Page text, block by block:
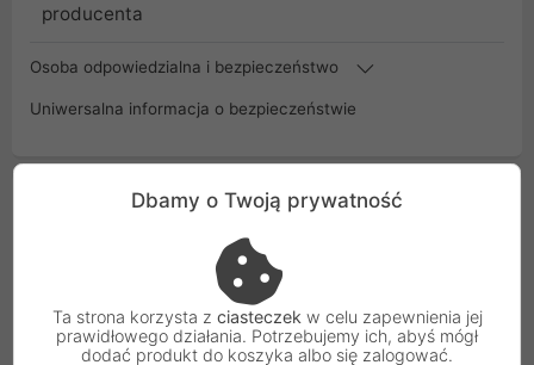
producenta
Osoba odpowiedzialna i bezpieczeństwo
Uniwersalna informacja o bezpieczeństwie
Podobne Produkty
Dbamy o Twoją prywatność
Ta strona korzysta z ciasteczek w celu zapewnienia jej
prawidłowego działania. Potrzebujemy ich, abyś mógł
dodać produkt do koszyka albo się zalogować.